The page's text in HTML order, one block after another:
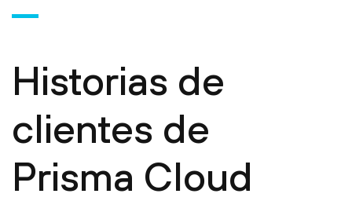
Historias de
clientes de
Prisma Cloud